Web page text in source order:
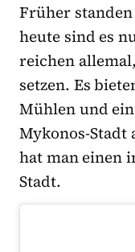
Früher
heute sind es
reichen
setzen. Es
Mühlen und
Mykonos-Stadt
hat man einen
Stadt.